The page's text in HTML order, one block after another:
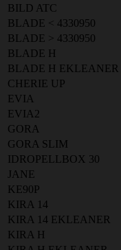
BILD ATC
BLADE < 4330950
BLADE > 4330950
BLADE H
BLADE H EKLEANER
CHERIE UP
EVIA
EVIA2
GORA
GORA SLIM
IDROPELLBOX 30
JANE
KE90P
KIRA 14
KIRA 14 EKLEANER
KIRA H